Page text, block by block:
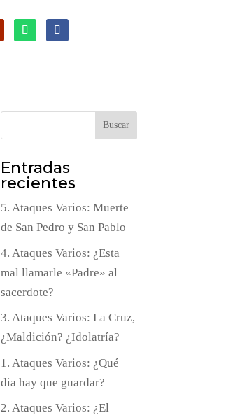
Buscar
Entradas
recientes
5. Ataques Varios: Muerte
de San Pedro y San Pablo
4. Ataques Varios: ¿Esta
mal llamarle «Padre» al
sacerdote?
3. Ataques Varios: La Cruz,
¿Maldición? ¿Idolatría?
1. Ataques Varios: ¿Qué
dia hay que guardar?
2. Ataques Varios: ¿El